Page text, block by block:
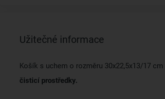
Užitečné informace
Košík s uchem o rozměru 30x22,5x13/17 cm
čisticí prostředky.